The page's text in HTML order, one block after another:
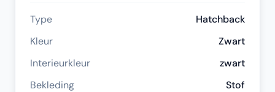
Type
Hatchback
Kleur
Zwart
Interieurkleur
zwart
Bekleding
Stof